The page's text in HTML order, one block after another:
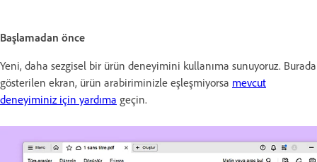
Başlamadan önce
Yeni, daha sezgisel bir ürün deneyimini kullanıma sunuyoruz. Burada
gösterilen ekran, ürün arabiriminizle eşleşmiyorsa mevcut
deneyiminiz için yardıma geçin.